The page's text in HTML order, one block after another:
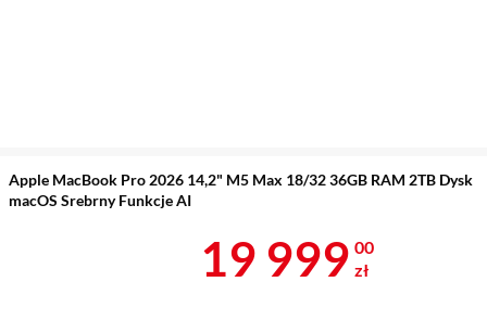
Apple MacBook Pro 2026 14,2" M5 Max 18/32 36GB RAM 2TB Dysk
macOS Srebrny Funkcje AI
Cena 19 999
19 999 00
zł